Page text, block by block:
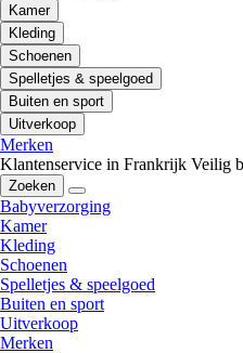
Kamer
Kleding
Schoenen
Spelletjes & speelgoed
Buiten en sport
Uitverkoop
Merken
Klantenservice in Frankrijk Veilig
Zoeken
Babyverzorging
Kamer
Kleding
Schoenen
Spelletjes & speelgoed
Buiten en sport
Uitverkoop
Merken